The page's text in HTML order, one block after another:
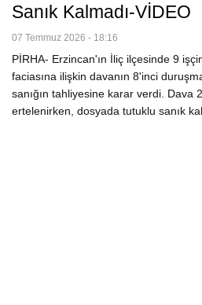
Sanık Kalmadı-VİDEO
07 Temmuz 2026 - 18:16
PİRHA- Erzincan'ın İliç ilçesinde 9
faciasına ilişkin davanın 8'inci
sanığın tahliyesine karar verdi. Dava
ertelenirken, dosyada tutuklu sanık